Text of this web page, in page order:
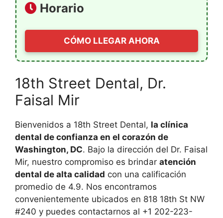
Horario
CÓMO LLEGAR AHORA
18th Street Dental, Dr.
Faisal Mir
Bienvenidos a 18th Street Dental, la clínica
dental de confianza en el corazón de
Washington, DC. Bajo la dirección del Dr. Faisal
Mir, nuestro compromiso es brindar atención
dental de alta calidad con una calificación
promedio de 4.9. Nos encontramos
convenientemente ubicados en 818 18th St NW
#240 y puedes contactarnos al +1 202-223-